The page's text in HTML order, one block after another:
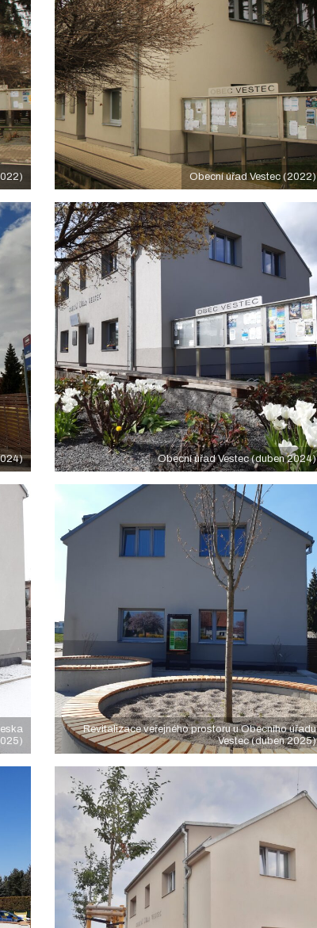
Obecní úřad Vestec (2022)
Obecní úřad Vestec (duben 2024)
Revitalizace veřejného prostoru u Obecního úřadu
Vestec (duben 2025)